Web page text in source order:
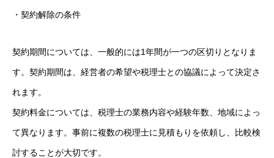
・契約解除の条件
契約期間については、一般的には1年間が一つの区切りとなりま
す。契約期間は、経営者の希望や税理士との協議によって決定さ
れます。
契約料金については、税理士の業務内容や経験年数、地域によっ
て異なります。事前に複数の税理士に見積もりを依頼し、比較検
討することが大切です。